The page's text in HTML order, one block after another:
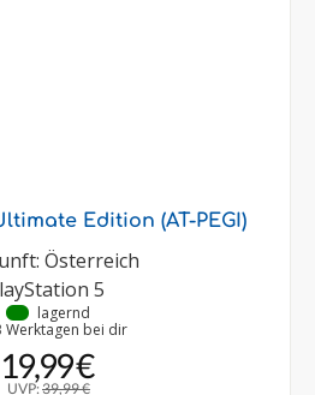
Edition (AT-PEGI)
Österreich
5
lagernd
Werktagen bei dir
19,99 €
UVP: 39,99 €